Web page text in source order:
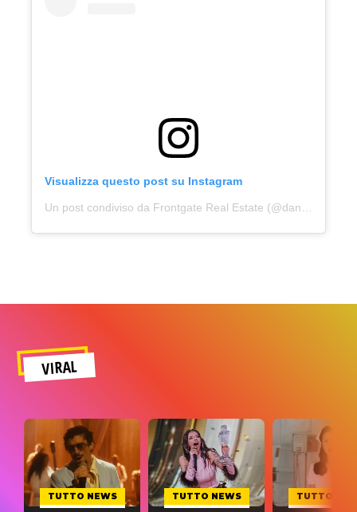
Visualizza questo post su Instagram
VIRAL
TUTTO NEWS TUTTO NEWS TUTTO